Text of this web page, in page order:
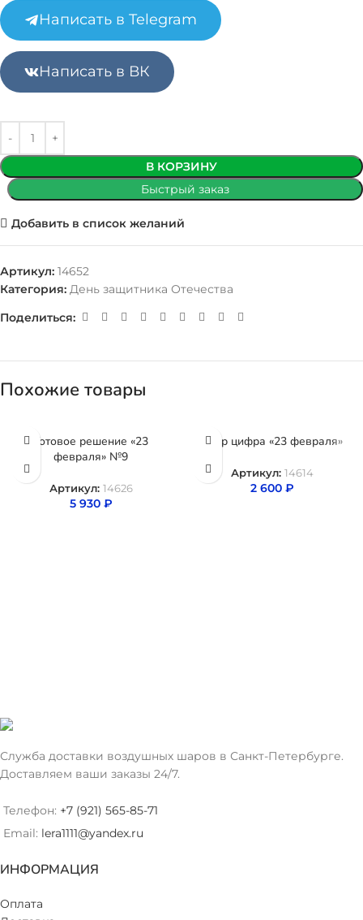
Написать в Telegram
Написать в ВК
В КОРЗИНУ
Быстрый заказ
Добавить в список желаний
Артикул: 14652
Категория: День защитника Отечества
Поделиться:
Похожие товары
Готовое решение «23
февраля» №9
Артикул: 14626
5 930 ₽
Шар цифра «23 февраля»
Артикул: 14614
2 600 ₽
Служба доставки воздушных шаров в Санкт-Петербурге.
Доставляем ваши заказы 24/7.
Телефон: +7 (921) 565-85-71
Email: lera1111@yandex.ru
ИНФОРМАЦИЯ
Оплата